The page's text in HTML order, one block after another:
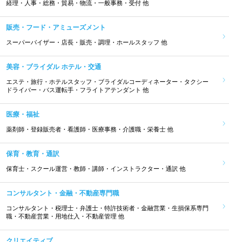
経理・人事・総務・貿易・物流・一般事務・受付 他
販売・フード・アミューズメント
スーパーバイザー・店長・販売・調理・ホールスタッフ 他
美容・ブライダル ホテル・交通
エステ・旅行・ホテルスタッフ・ブライダルコーディネーター・タクシー
ドライバー・バス運転手・フライトアテンダント 他
医療・福祉
薬剤師・登録販売者・看護師・医療事務・介護職・栄養士 他
保育・教育・通訳
保育士・スクール運営・教師・講師・インストラクター・通訳 他
コンサルタント・金融・不動産専門職
コンサルタント・税理士・弁護士・特許技術者・金融営業・生損保系専門
職・不動産営業・用地仕入・不動産管理 他